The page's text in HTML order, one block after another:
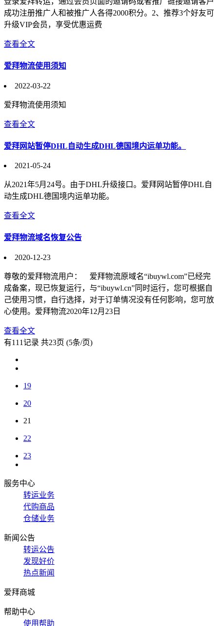
成功注册推广人和被推广人各得2000积分。2、推荐3个好友可
升级VIP会员，享受优惠运费
查看全文
爱拜物流使用须知
2022-03-22
爱拜物流使用须知
查看全文
爱拜网站暂停DHL自动生成DHL德国境内运单功能。
2021-05-24
从2021年5月24号。由于DHL升级接口。爱拜网站暂停DHL自
动生成DHL德国境内运单功能。
查看全文
爱拜物流域名恢复公告
2020-12-23
尊敬的爱拜物流用户： 爱拜物流原域名“ibuywl.com”已经完
成备案，现已恢复运行，与“ibuywl.cn”同时运行，您可根据自
己使用习惯，自行选择，对于订单情况没有任何影响，您可放
心使用。爱拜物流2020年12月23日
查看全文
有111记录 共23页 (5条/页)
19
20
21
22
23
服务中心
转运业务
代购商品
仓储业务
新闻公告
转运公告
发现好价
热点新闻
爱拜商城
帮助中心
使用帮助